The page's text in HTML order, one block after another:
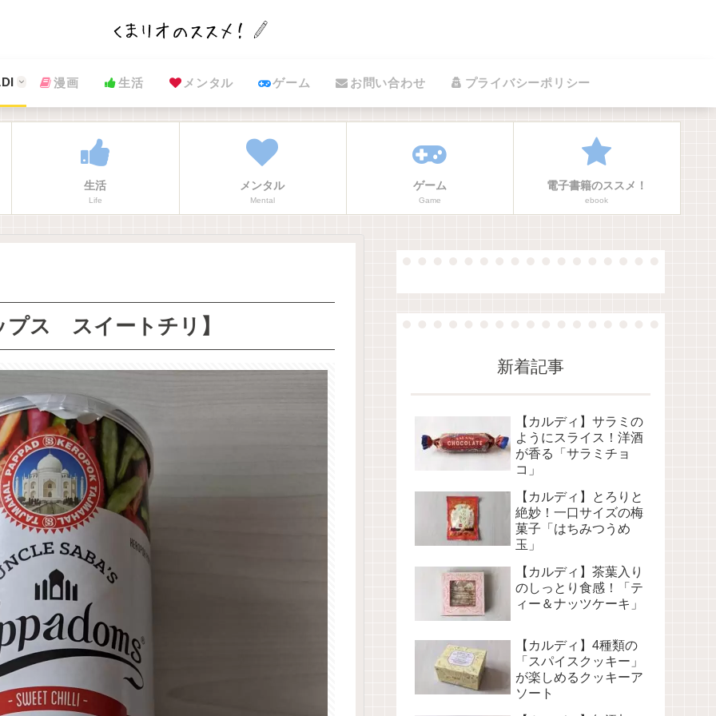
漫画 生活 メンタル ゲーム お問い合わせ プライバシーポリシー
生活
Life
メンタル
Mental
ゲーム
Game
電子書籍のススメ！
ebook
プス スイートチリ】
新着記事
【カルディ】サラミの
ようにスライス！洋酒
が香る「サラミチョ
コ」
【カルディ】とろりと
絶妙！一口サイズの梅
菓子「はちみつうめ
玉」
【カルディ】茶葉入り
のしっとり食感！「テ
ィー＆ナッツケーキ」
【カルディ】4種類の
「スパイスクッキー」
が楽しめるクッキーア
ソート